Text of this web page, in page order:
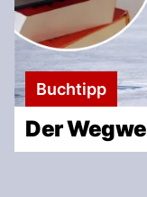
Buchtipp
Der